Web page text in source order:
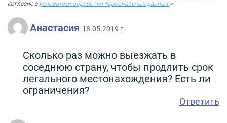
согласие с условиями обработки персональных данных.>
Анастасия 18.05.2019 г.
Сколько раз можно выезжать в
соседнюю страну, чтобы продлить срок
легального местонахождения? Есть ли
ограничения?
Ответить